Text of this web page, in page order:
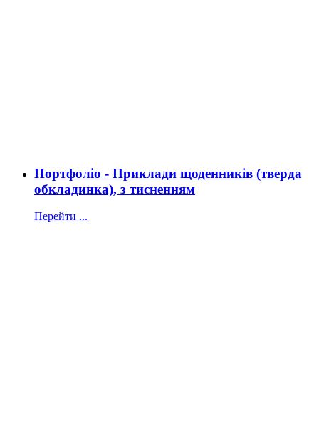
Портфоліо - Приклади щоденників (тверда
обкладинка), з тисненням
Перейти ...